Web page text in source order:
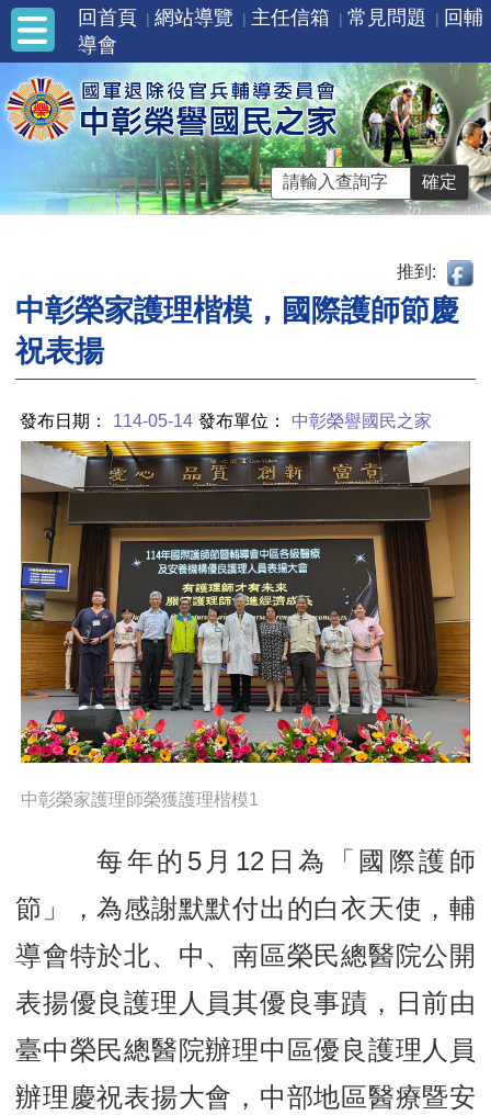
回首頁 網站導覽 主任信箱 常見問題
回輔
導會
推到:
中彰榮家護理楷模，國際護師節慶
祝表揚
發布日期： 114-05-14 發布單位： 中彰榮譽國民之家
中彰榮家護理師榮獲護理楷模1
每年的 5月 12日為「國際護師
節」，為感謝默默付出的白衣天使，輔
導會特於北、中、南區榮民總醫院公開
表揚優良護理人員其優良事蹟，日前由
臺中榮民總醫院辦理中區優良護理人員
辦理慶祝表揚大會，中部地區醫療暨安